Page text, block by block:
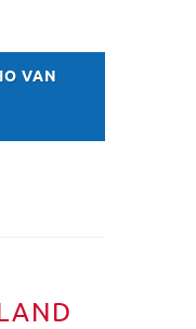
VAN